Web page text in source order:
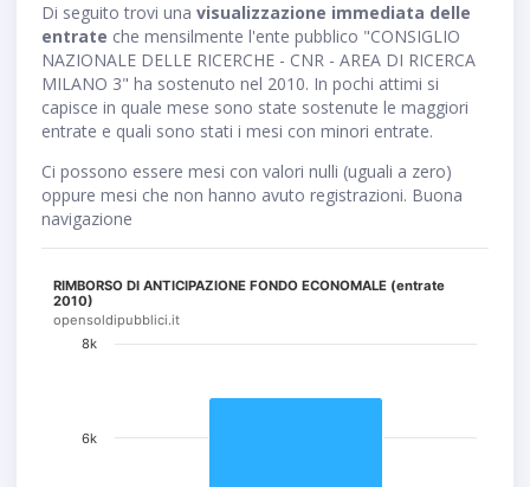
Di seguito trovi una visualizzazione immediata delle
entrate che mensilmente l'ente pubblico "CONSIGLIO
NAZIONALE DELLE RICERCHE - CNR - AREA DI RICERCA
MILANO 3" ha sostenuto nel 2010. In pochi attimi si
capisce in quale mese sono state sostenute le maggiori
entrate e quali sono stati i mesi con minori entrate.
Ci possono essere mesi con valori nulli (uguali a zero)
oppure mesi che non hanno avuto registrazioni. Buona
navigazione
RIMBORSO DI ANTICIPAZIONE FONDO ECONOMALE (entrate
2010)
opensoldipubblici.it
6k
8k